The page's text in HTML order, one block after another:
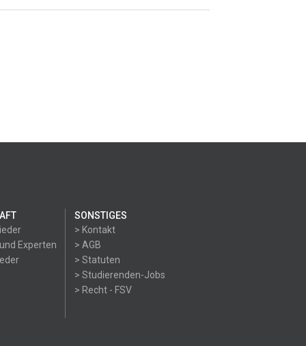
Experten
SONSTIGES
> Kontakt
> AGB
> Statuten
> Studierenden-Jobs
> Recht - FSV